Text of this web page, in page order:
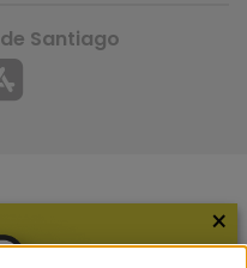
Santiago
×